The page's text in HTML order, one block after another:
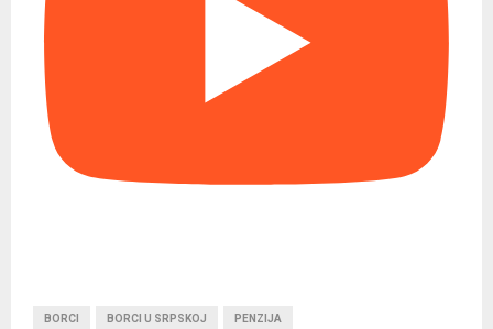
BORCI BORCI U SRPSKOJ PENZIJA